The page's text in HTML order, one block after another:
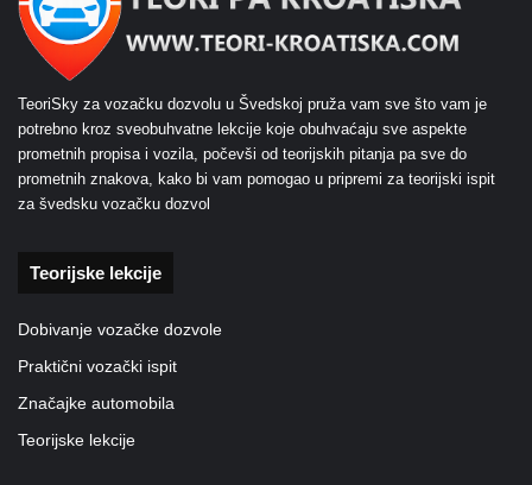
TeoriSky za vozačku dozvolu u Švedskoj pruža vam sve što vam je
potrebno kroz sveobuhvatne lekcije koje obuhvaćaju sve aspekte
prometnih propisa i vozila, počevši od teorijskih pitanja pa sve do
prometnih znakova, kako bi vam pomogao u pripremi za teorijski ispit
za švedsku vozačku dozvol
Teorijske lekcije
Dobivanje vozačke dozvole
Praktični vozački ispit
Značajke automobila
Teorijske lekcije